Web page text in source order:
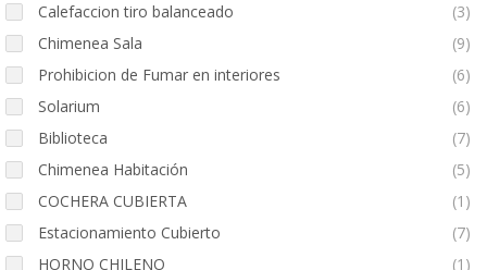
Calefaccion tiro balanceado
(3)
Chimenea Sala
(9)
Prohibicion de Fumar en interiores
(6)
Solarium
(6)
Biblioteca
(7)
Chimenea Habitación
(5)
COCHERA CUBIERTA
(1)
Estacionamiento Cubierto
(7)
HORNO CHILENO
(1)